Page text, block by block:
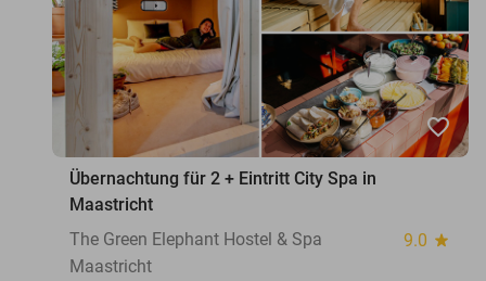
favorite_border
Übernachtung für 2 + Eintritt City Spa in
Maastricht
The Green Elephant Hostel & Spa
9.0 star
Maastricht